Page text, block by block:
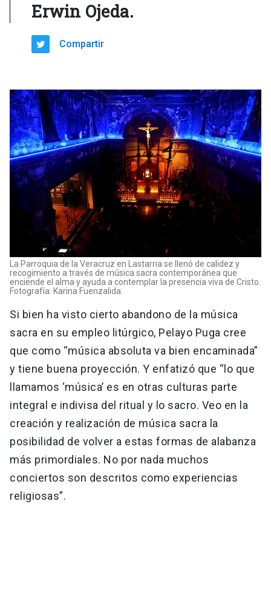
Erwin Ojeda.
Compartir
La Parroquia de la Veracruz en Lastarria se llenó de calidez y
recogimiento a través de música sacra contemporánea que
enciende el alma y ayuda a contemplar la presencia viva de Cristo.
Fotografía: Karina Fuenzalida.
Si bien ha visto cierto abandono de la música
sacra en su empleo litúrgico, Pelayo Puga cree
que como “música absoluta va bien encaminada”
y tiene buena proyección. Y enfatizó que “lo que
llamamos ‘música’ es en otras culturas parte
integral e indivisa del ritual y lo sacro. Veo en la
creación y realización de música sacra la
posibilidad de volver a estas formas de alabanza
más primordiales. No por nada muchos
conciertos son descritos como experiencias
religiosas”.